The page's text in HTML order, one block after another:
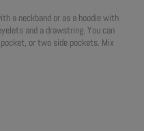
a neckband or as a hoodie with
and a drawstring. You can
or two side pockets. Mix